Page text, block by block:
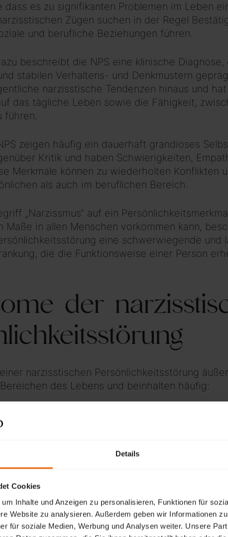
Details
Cookies
Inhalte und Anzeigen zu personalisieren, Funktionen für
Website zu analysieren. Außerdem geben wir Informationen
für soziale Medien, Werbung und Analysen weiter. Unsere
dass es zu signifikanten Problemen im Leben
Zügen suchen in der Regel
und berufliche Beziehungen führen.
beschreibt die NPS eine klinische Diagnose,
stabilen Verhaltens- und Denkmustern
narzisstische Tendenzen hinaus und
das tägliche Leben sowie die Fähigkeit,
führen.
zeigen häufig ein dauerhaft grandioses
Kritik und haben Schwierigkeiten,
Merkmale können zu wiederholten Konflikten
als auch im beruflichen Bereich.
„Narzissmus“ auf ein
Maße in allen Menschen vorkommen kann,
eine schwerwiegende und
die die Funktionsweise einer Person
der
narzisstischen Persönlichkeitsstörung
des Lebens und beinhalten häufig:
Erfolge oft überschätzt werden
Beziehungen aus dem Bedürfnis nach
gegenseitigem Interesse